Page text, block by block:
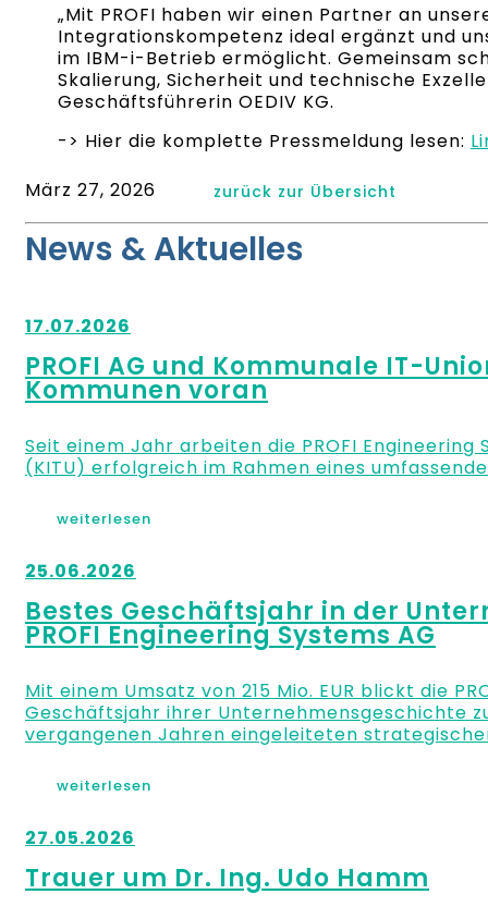
„Mit PROFI haben wir einen Partner an
Integrationskompetenz ideal ergänzt und
im IBM-i-Betrieb ermöglicht. Gemeinsam
Skalierung, Sicherheit und technische
Geschäftsführerin OEDIV KG.
-> Hier die komplette Pressmeldung lesen:
März 27, 2026
zurück zur Übersicht
News & Aktuelles
17.07.2026
PROFI AG und Kommunale IT-
Kommunen voran
Seit einem Jahr arbeiten die PROFI Engineering
(KITU) erfolgreich im Rahmen eines
weiterlesen
25.06.2026
Bestes Geschäftsjahr in der
PROFI Engineering Systems AG
Mit einem Umsatz von 215 Mio. EUR blickt die
Geschäftsjahr ihrer Unternehmensgeschichte
vergangenen Jahren eingeleiteten
weiterlesen
27.05.2026
Trauer um Dr. Ing. Udo Hamm